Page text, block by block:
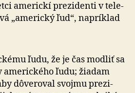
americkí prezidenti v te­le­
„americký ľud“, napríklad
ľudu, že je čas modliť sa
ame­ric­kého ľudu; žiadam
dô­ve­ro­val svojmu pre­zi­